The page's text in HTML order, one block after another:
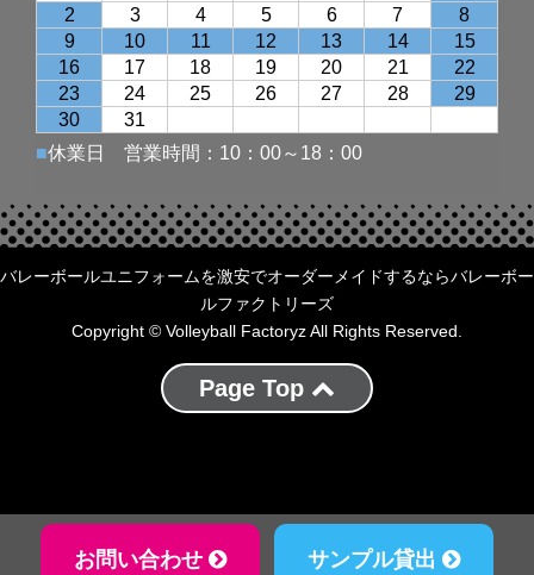
お問い合わせ サンプル貸出
バレーボールユニフォームを激安でオーダーメイドするならバレーボー
ルファクトリーズ
Copyright © Volleyball Factoryz All Rights Reserved.
Page Top